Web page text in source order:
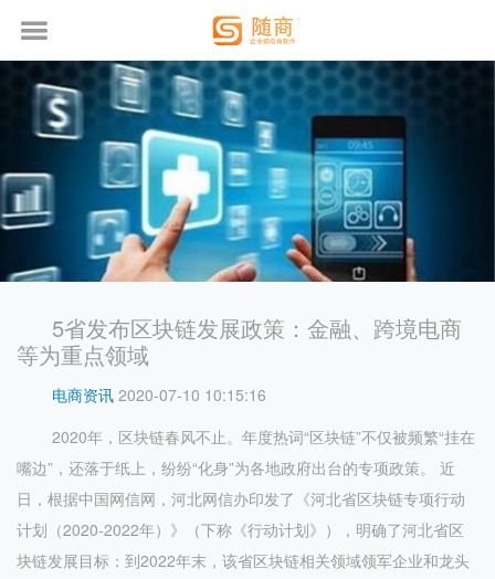
5省发布区块链发展政策：金融、跨境电商
等为重点领域
电商资讯 2020-07-10 10:15:16
2020年，区块链春风不止。年度热词“区块链”不仅被频繁“挂在
嘴边”，还落于纸上，纷纷“化身”为各地政府出台的专项政策。 近
日，根据中国网信网，河北网信办印发了《河北省区块链专项行动
计划（2020-2022年）》（下称《行动计划》），明确了河北省区
块链发展目标：到2022年末，该省区块链相关领域领军企业和龙头